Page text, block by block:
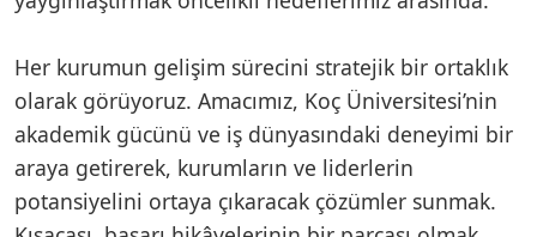
Her kurumun gelişim sürecini stratejik bir ortaklık
olarak görüyoruz. Amacımız, Koç Üniversitesi’nin
akademik gücünü ve iş dünyasındaki deneyimi bir
araya getirerek, kurumların ve liderlerin
potansiyelini ortaya çıkaracak çözümler sunmak.